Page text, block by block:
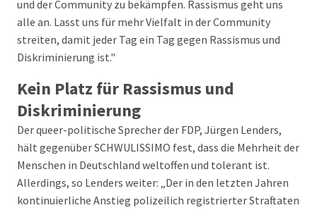
und der Community zu bekämpfen. Rassismus geht uns
alle an. Lasst uns für mehr Vielfalt in der Community
streiten, damit jeder Tag ein Tag gegen Rassismus und
Diskriminierung ist."
Kein Platz für Rassismus und
Diskriminierung
Der queer-politische Sprecher der FDP, Jürgen Lenders,
hält gegenüber SCHWULISSIMO fest, dass die Mehrheit der
Menschen in Deutschland weltoffen und tolerant ist.
Allerdings, so Lenders weiter: „Der in den letzten Jahren
kontinuierliche Anstieg polizeilich registrierter Straftaten